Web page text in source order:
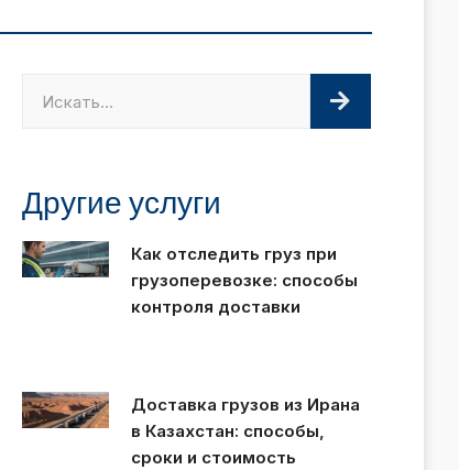
Другие услуги
Как отследить груз при
грузоперевозке: способы
контроля доставки
Доставка грузов из Ирана
в Казахстан: способы,
сроки и стоимость